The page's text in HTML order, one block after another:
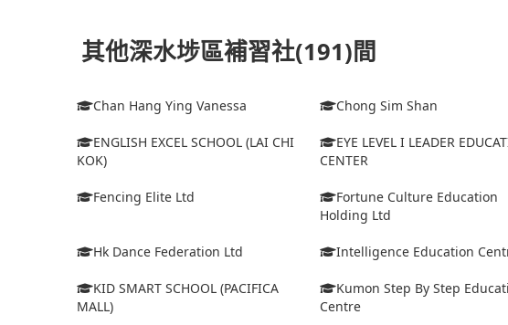
其他深水埗區補習社(191)間
Chan Hang Ying Vanessa Chong Sim Shan
ENGLISH EXCEL SCHOOL (LAI CHI
KOK)
EYE LEVEL I LEADER
CENTER
Fencing Elite Ltd
Fortune Culture Education
Holding Ltd
Hk Dance Federation Ltd Intelligence Education
KID SMART SCHOOL (PACIFICA
MALL)
Kumon Step By Step
Centre